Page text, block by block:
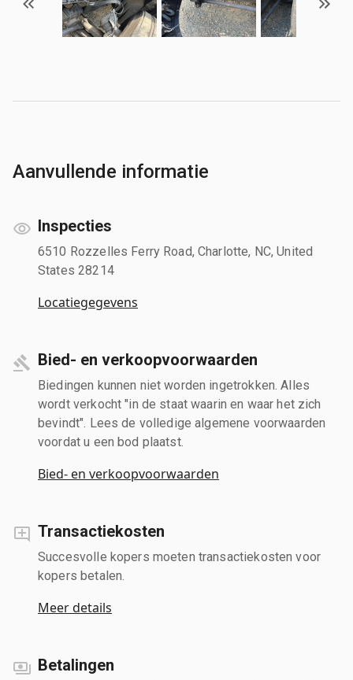
Aanvullende informatie
Inspecties
6510 Rozzelles Ferry Road, Charlotte, NC, United
States 28214
Locatiegegevens
Bied- en verkoopvoorwaarden
Biedingen kunnen niet worden ingetrokken. Alles
wordt verkocht "in de staat waarin en waar het zich
bevindt". Lees de volledige algemene voorwaarden
voordat u een bod plaatst.
Bied- en verkoopvoorwaarden
Transactiekosten
Succesvolle kopers moeten transactiekosten voor
kopers betalen.
Meer details
Betalingen